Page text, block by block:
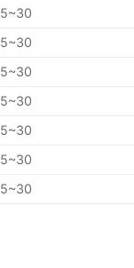
5~30
5~30
5~30
5~30
5~30
5~30
5~30